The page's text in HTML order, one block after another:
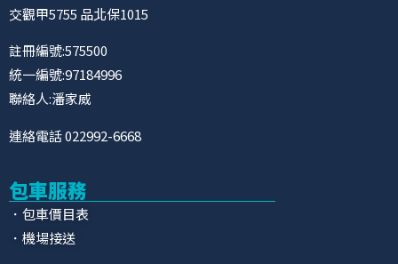
交觀甲5755 品北保1015
註冊編號:575500
統一編號:97184996
聯絡人:潘家威
連絡電話 022992-6668
包車服務
．包車價目表
．機場接送